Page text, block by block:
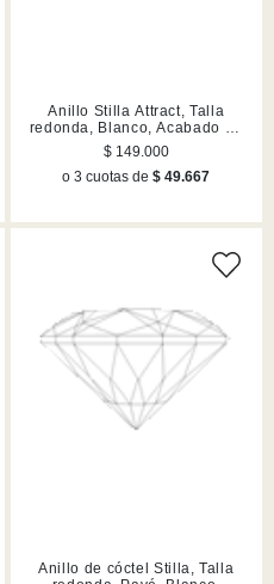
Anillo Stilla Attract, Talla
redonda, Blanco, Acabado en
tono oro
$ 149.000
o 3 cuotas de$ 49.667
Anillo de cóctel Stilla, Talla